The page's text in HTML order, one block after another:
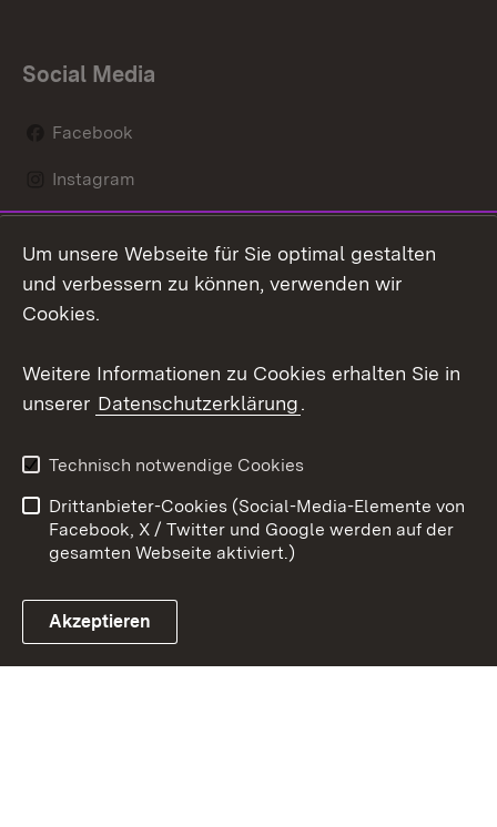
Social Media
Facebook
Instagram
Mastodon
Youtube
Link zum Landesportal
Kontakt
Datenschutz
Barrierefreiheit
Impressum Cookies
Um unsere Webseite für Sie optimal gestalten
und verbessern zu können, verwenden wir
Cookies.
Weitere Informationen zu Cookies erhalten Sie in
unserer Datenschutzerklärung.
Technisch notwendige Cookies
Drittanbieter-Cookies (Social-Media-Elemente von
Facebook, X / Twitter und Google werden auf der
gesamten Webseite aktiviert.)
Akzeptieren